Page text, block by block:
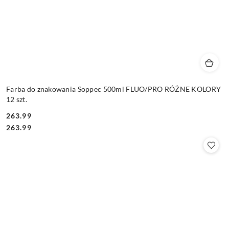
Farba do znakowania Soppec 500ml FLUO/PRO RÓŻNE KOLORY
12 szt.
Cena:
263.99
Cena:
263.99